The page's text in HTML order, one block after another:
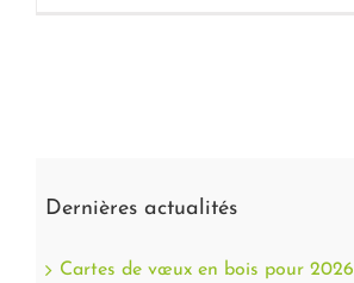
Dernières actualités
Cartes de vœux en bois pour 2026